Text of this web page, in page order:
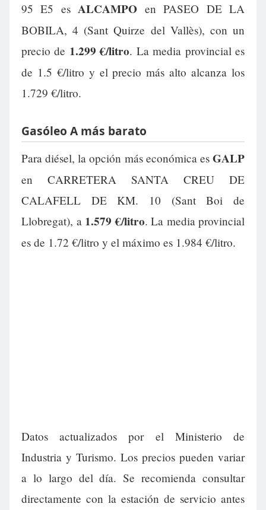
95 E5 esALCAMPO en PASEO DE LA
BOBILA, 4 (Sant Quirze del Vallès), con un
precio de 1.299 €/litro. La media provincial es
de 1.5 €/litro y el precio más alto alcanza los
1.729 €/litro.
Gasóleo A más barato
Para diésel, la opción más económica es GALP
en CARRETERA SANTA CREU DE
CALAFELL DE KM. 10 (Sant Boi de
Llobregat), a 1.579 €/litro. La media provincial
es de 1.72 €/litro y el máximo es 1.984 €/litro.
Datos actualizados por el Ministerio de
Industria y Turismo. Los precios pueden variar
a lo largo del día. Se recomienda consultar
directamente con la estación de servicio antes